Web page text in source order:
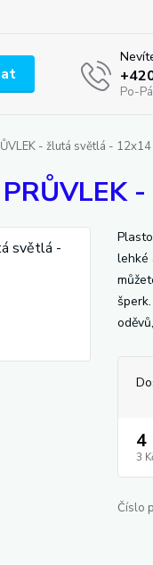
Po-
- žlutá světlá -
lehké
4
3
Číslo